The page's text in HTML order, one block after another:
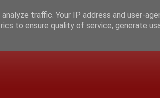
traffic. Your IP address and user-
to ensure quality of service, generate